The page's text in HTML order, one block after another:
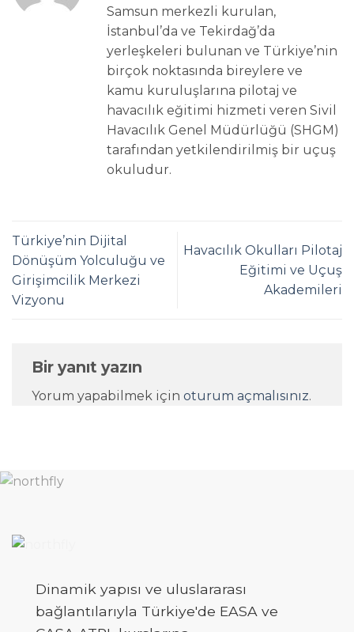
Samsun merkezli kurulan,
İstanbul’da ve Tekirdağ’da
yerleşkeleri bulunan ve Türkiye’nin
birçok noktasında bireylere ve
kamu kuruluşlarına pilotaj ve
havacılık eğitimi hizmeti veren Sivil
Havacılık Genel Müdürlüğü (SHGM)
tarafından yetkilendirilmiş bir uçuş
okuludur.
Türkiye’nin Dijital
Dönüşüm Yolculuğu ve
Girişimcilik Merkezi
Vizyonu
Havacılık Okulları Pilotaj
Eğitimi ve Uçuş
Akademileri
Bir yanıt yazın
Yorum yapabilmek için oturum açmalısınız.
Dinamik yapısı ve uluslararası
bağlantılarıyla Türkiye'de EASA ve